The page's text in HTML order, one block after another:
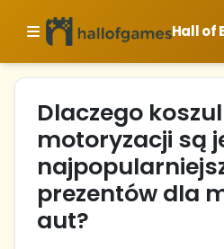
Hall of
Dlaczego
motoryzacji są
prezentów dla
aut?